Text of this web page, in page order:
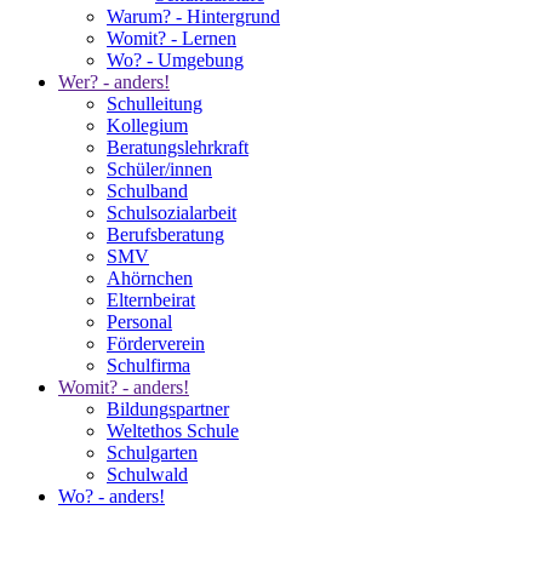
Warum? - Hintergrund
Womit? - Lernen
Wo? - Umgebung
Wer? - anders!
Schulleitung
Kollegium
Beratungslehrkraft
Schüler/innen
Schulband
Schulsozialarbeit
Berufsberatung
SMV
Ahörnchen
Elternbeirat
Personal
Förderverein
Schulfirma
Womit? - anders!
Bildungspartner
Weltethos Schule
Schulgarten
Schulwald
Wo? - anders!